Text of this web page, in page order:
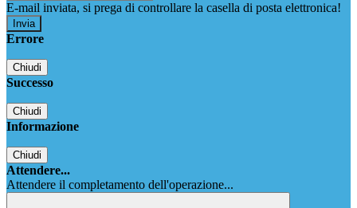
E-mail inviata, si prega di controllare la casella di posta elettronica!
Errore
Chiudi
Successo
Chiudi
Informazione
Chiudi
Attendere...
Attendere il completamento dell'operazione...